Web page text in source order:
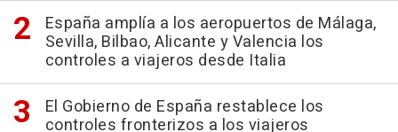
España amplía a los aeropuertos de Málaga,
Sevilla, Bilbao, Alicante y Valencia los
controles a viajeros desde Italia
El Gobierno de España restablece los
controles fronterizos a los viajeros